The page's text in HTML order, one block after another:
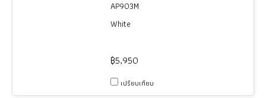
AP903M
White
฿5,950
เปรียบเทียบ